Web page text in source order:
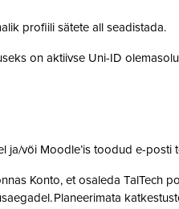
profiili sätete all seadistada.
on aktiivse Uni-ID
ja/või Moodle’is toodud e-posti
Konto, et osaleda TalTech
Planeerimata